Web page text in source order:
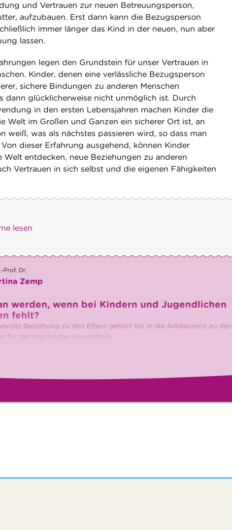
und Vertrauen zur neuen Betreuungsperson,
aufzubauen. Erst dann kann die Bezugsperson
immer länger das Kind in der neuen, nun aber
lassen.
legen den Grundstein für unser Vertrauen in
Kinder, denen eine verlässliche Bezugsperson
sichere Bindungen zu anderen Menschen
dann glücklicherweise nicht unmöglich ist. Durch
in den ersten Lebensjahren machen Kinder die
Welt im Großen und Ganzen ein sicherer Ort ist, an
weiß, was als nächstes passieren wird, so dass man
dieser Erfahrung ausgehend, können Kinder
entdecken, neue Beziehungen zu anderen
Vertrauen in sich selbst und die eigenen Fähigkeiten
lesen
Prof. Dr.
Zemp
werden, wenn bei Kindern und Jugendlichen
fehlt?
Beziehung zu den Eltern gehört bis in die Adoleszenz zu den
für die psychische Gesundheit.